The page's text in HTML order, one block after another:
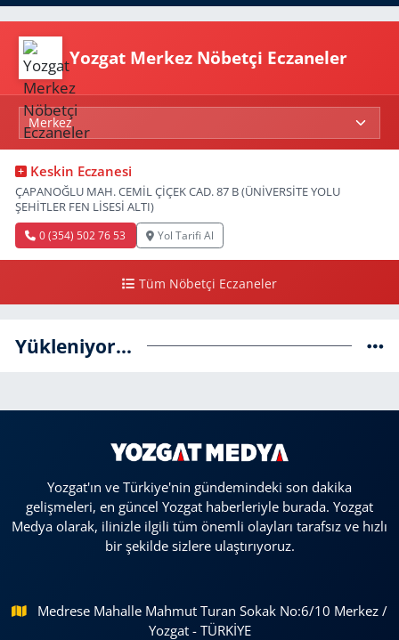
Yozgat Merkez Nöbetçi Eczaneler
Keskin Eczanesi
ÇAPANOĞLU MAH. CEMİL ÇİÇEK CAD. 87 B (ÜNİVERSİTE YOLU
ŞEHİTLER FEN LİSESİ ALTI)
0 (354) 502 76 53 Yol Tarifi Al
Tüm Nöbetçi Eczaneler
Yükleniyor...
Yozgat'ın ve Türkiye'nin gündemindeki son dakika
gelişmeleri, en güncel Yozgat haberleriyle burada. Yozgat
Medya olarak, ilinizle ilgili tüm önemli olayları tarafsız ve hızlı
bir şekilde sizlere ulaştırıyoruz.
Medrese Mahalle Mahmut Turan Sokak No:6/10 Merkez /
Yozgat - TÜRKİYE